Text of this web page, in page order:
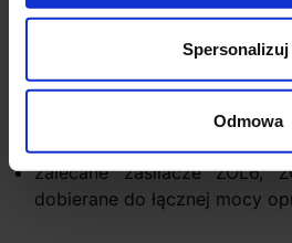
Spersonalizuj
Odmowa
Sposób montażu za pomocą
Gwarancja: 24 miesiące
zalecane zasilacze ZOL6,
dobierane do łącznej mocy